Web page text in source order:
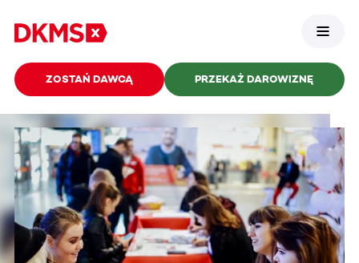
ZOSTAŃ DAWCĄ PRZEKAŻ DAROWIZNĘ